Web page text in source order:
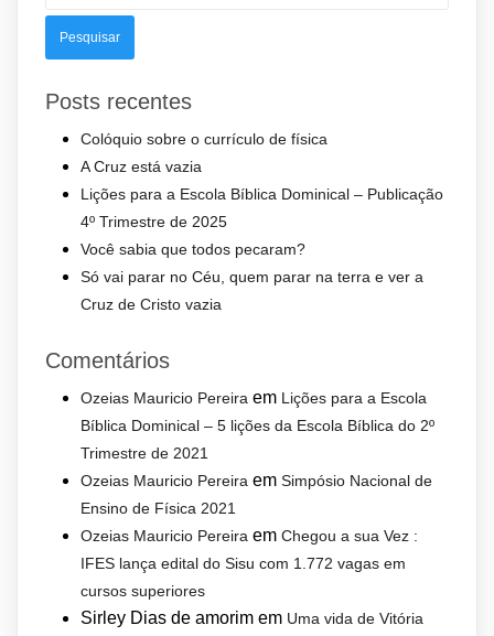
Posts recentes
Colóquio sobre o currículo de física
A Cruz está vazia
Lições para a Escola Bíblica Dominical – Publicação
4º Trimestre de 2025
Você sabia que todos pecaram?
Só vai parar no Céu, quem parar na terra e ver a
Cruz de Cristo vazia
Comentários
Ozeias Mauricio Pereira em Lições para a Escola
Bíblica Dominical – 5 lições da Escola Bíblica do 2º
Trimestre de 2021
Ozeias Mauricio Pereira em Simpósio Nacional de
Ensino de Física 2021
Ozeias Mauricio Pereira em Chegou a sua Vez :
IFES lança edital do Sisu com 1.772 vagas em
cursos superiores
Sirley Dias de amorim em Uma vida de Vitória